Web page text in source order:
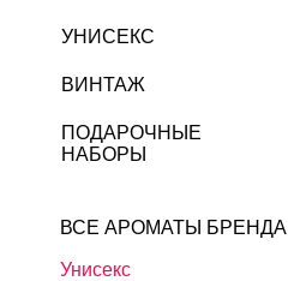
УНИСЕКС
ВИНТАЖ
ПОДАРОЧНЫЕ
НАБОРЫ
ВСЕ АРОМАТЫ БРЕНДА
Унисекс